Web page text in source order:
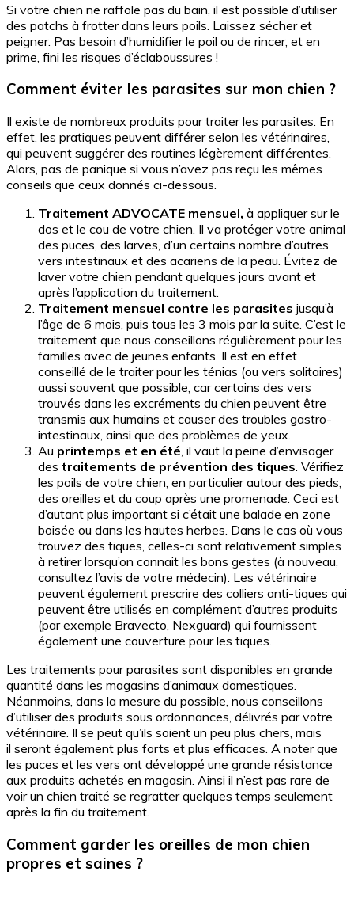
Si votre chien ne raffole pas du bain, il est possible d’utiliser
des patchs à frotter dans leurs poils. Laissez sécher et
peigner. Pas besoin d’humidifier le poil ou de rincer, et en
prime, fini les risques d’éclaboussures !
Comment éviter les parasites sur mon chien ?
Il existe de nombreux produits pour traiter les parasites. En
effet, les pratiques peuvent différer selon les vétérinaires,
qui peuvent suggérer des routines légèrement différentes.
Alors, pas de panique si vous n’avez pas reçu les mêmes
conseils que ceux donnés ci-dessous.
Traitement ADVOCATE mensuel, à appliquer sur le
dos et le cou de votre chien. Il va protéger votre animal
des puces, des larves, d’un certains nombre d’autres
vers intestinaux et des acariens de la peau. Évitez de
laver votre chien pendant quelques jours avant et
après l’application du traitement.
Traitement mensuel contre les parasites jusqu’à
l’âge de 6 mois, puis tous les 3 mois par la suite. C’est le
traitement que nous conseillons régulièrement pour les
familles avec de jeunes enfants. Il est en effet
conseillé de le traiter pour les ténias (ou vers solitaires)
aussi souvent que possible, car certains des vers
trouvés dans les excréments du chien peuvent être
transmis aux humains et causer des troubles gastro-
intestinaux, ainsi que des problèmes de yeux.
Au printemps et en été, il vaut la peine d’envisager
des traitements de prévention des tiques. Vérifiez
les poils de votre chien, en particulier autour des pieds,
des oreilles et du coup après une promenade. Ceci est
d’autant plus important si c’était une balade en zone
boisée ou dans les hautes herbes. Dans le cas où vous
trouvez des tiques, celles-ci sont relativement simples
à retirer lorsqu’on connait les bons gestes (à nouveau,
consultez l’avis de votre médecin). Les vétérinaire
peuvent également prescrire des colliers anti-tiques qui
peuvent être utilisés en complément d’autres produits
(par exemple Bravecto, Nexguard) qui fournissent
également une couverture pour les tiques.
Les traitements pour parasites sont disponibles en grande
quantité dans les magasins d’animaux domestiques.
Néanmoins, dans la mesure du possible, nous conseillons
d’utiliser des produits sous ordonnances, délivrés par votre
vétérinaire. Il se peut qu’ils soient un peu plus chers, mais
il seront également plus forts et plus efficaces. A noter que
les puces et les vers ont développé une grande résistance
aux produits achetés en magasin. Ainsi il n’est pas rare de
voir un chien traité se regratter quelques temps seulement
après la fin du traitement.
Comment garder les oreilles de mon chien
propres et saines ?